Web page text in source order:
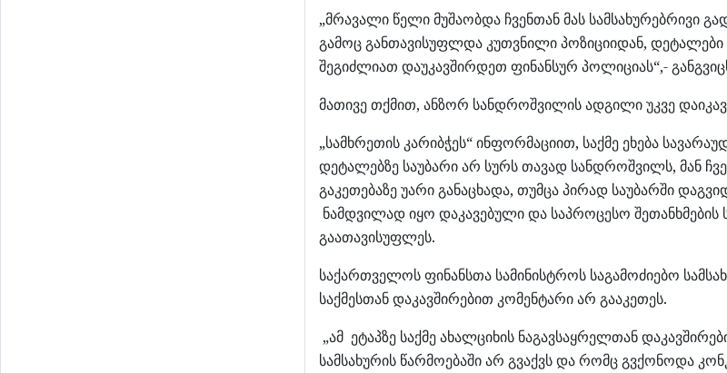
„მრავალი წელი მუშაობდა ჩვენთან მას სამსახურებრივი
გამოც განთავისუფლდა კუთვნილი პოზიციიდან, დეტალები
შეგიძლიათ დაუკავშირდეთ ფინანსურ პოლიციას“,-
მათივე თქმით, ანზორ სანდროშვილის ადგილი უკვე
„სამხრეთის კარიბჭეს“ ინფორმაციით, საქმე ეხება
დეტალებზე საუბარი არ სურს თავად სანდროშვილს, მან
გაკეთებაზე უარი განაცხადა, თუმცა პირად საუბარში
ნამდვილად იყო დაკავებული და საპროცესო შეთანხმების
გაათავისუფლეს.
საქართველოს ფინანსთა სამინისტროს საგამოძიებო
საქმესთან დაკავშირებით კომენტარი არ გააკეთეს.
„ამ ეტაპზე საქმე ახალციხის ნაგავსაყრელთან
სამსახურის წარმოებაში არ გვაქვს და რომც გვქონოდა